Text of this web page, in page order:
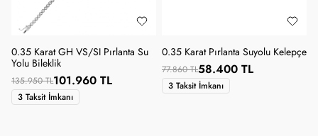
0.35 Karat GH VS/SI Pırlanta Su
Yolu Bileklik
135.950 TL101.960 TL
3 Taksit İmkanı
0.35 Karat Pırlanta Suyolu Kelepçe
77.860 TL58.400 TL
3 Taksit İmkanı